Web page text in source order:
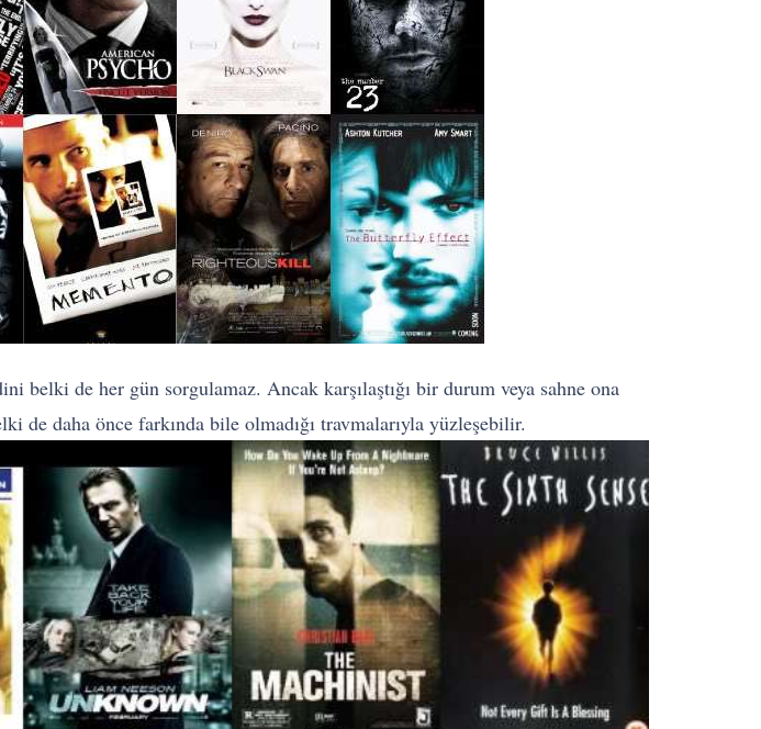
belki de her gün sorgulamaz. Ancak karşılaştığı bir durum veya sahne ona
daha önce farkında bile olmadığı travmalarıyla yüzleşebilir.